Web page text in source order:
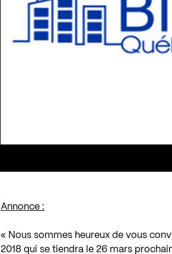
Annonce :
« Nous sommes heureux de vous
2018 qui se tiendra le 26 mars